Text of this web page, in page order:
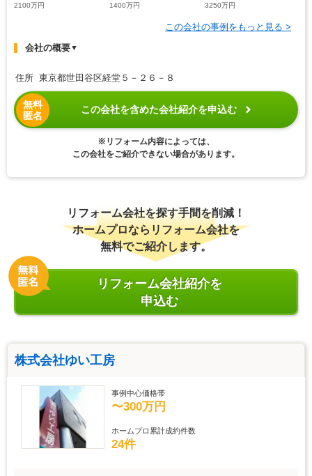
2100万円
1400万円
3250万円
この会社の事例をもっと見る >
会社の概要▼
住所 東京都世田谷区経堂５－２６－８
無料
匿名
この会社を含めた会社紹介を申込む
※リフォーム内容によっては、
この会社をご紹介できない場合があります。
リフォーム会社を探す手間を削減！
ホームプロならリフォーム会社を
無料でご紹介します。
リフォーム会社紹介を
申込む
株式会社ゆい工房
事例中心価格帯
〜300万円
ホームプロ累計成約件数
24件